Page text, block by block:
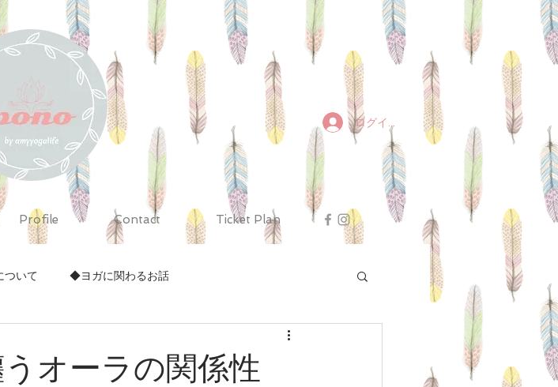
Profile Contact Ticket Plan
ログイン
いて ◆ヨガに関わるお話
うオーラの関係性